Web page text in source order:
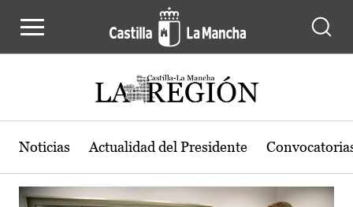
Actualidad de la región de Castilla-
Noticias Actualidad del Presidente